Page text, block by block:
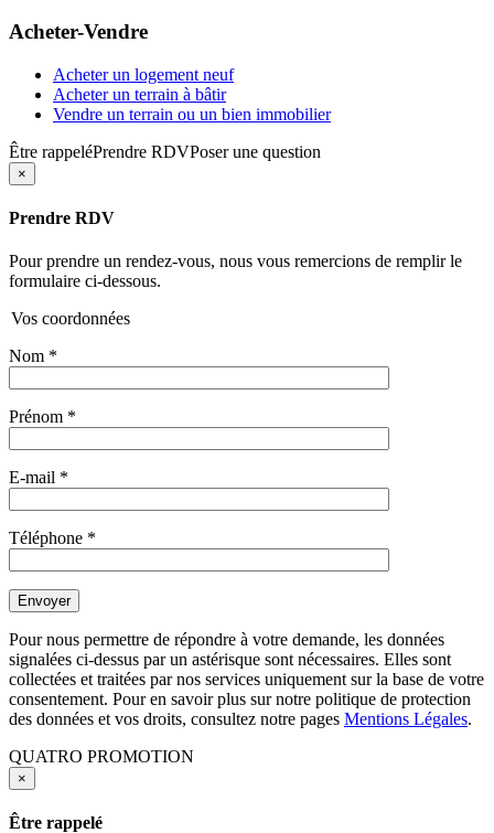
Acheter-Vendre
Acheter un logement neuf
Acheter un terrain à bâtir
Vendre un terrain ou un bien immobilier
Être rappeléPrendre RDVPoser une question
×
Prendre RDV
Pour prendre un rendez-vous, nous vous remercions de remplir le
formulaire ci-dessous.
Vos coordonnées
Nom *
Prénom *
E-mail *
Téléphone *
Pour nous permettre de répondre à votre demande, les données
signalées ci-dessus par un astérisque sont nécessaires. Elles sont
collectées et traitées par nos services uniquement sur la base de votre
consentement. Pour en savoir plus sur notre politique de protection
des données et vos droits, consultez notre pages Mentions Légales.
QUATRO PROMOTION
×
Être rappelé